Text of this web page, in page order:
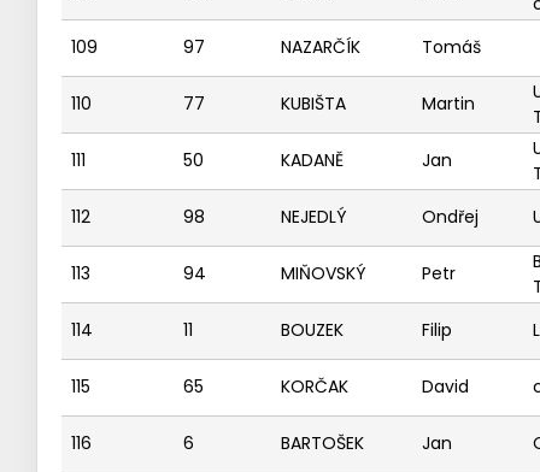
109
97 NAZARČÍK Tomáš
110 77 KUBIŠTA Martin
111
50 KADANĚ Jan
112
98 NEJEDLÝ Ondřej
113 94 MIŇOVSKÝ Petr
114
11 BOUZEK Filip
115 65 KORČAK David
116 6 BARTOŠEK Jan